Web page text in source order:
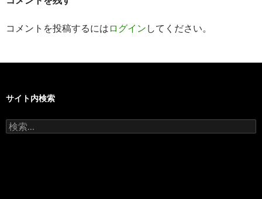
コメントを投稿するには ログイン してください。
サイト内検索
検
索: